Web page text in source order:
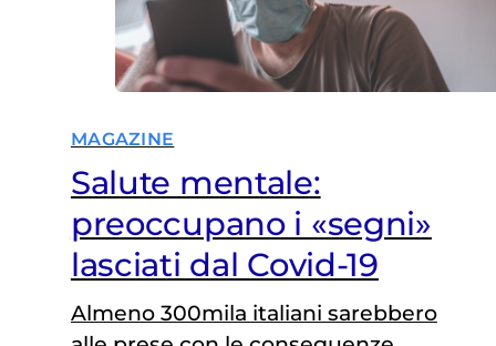
MAGAZINE
Salute mentale:
preoccupano i «segni»
lasciati dal Covid-19
Almeno 300mila italiani sarebbero